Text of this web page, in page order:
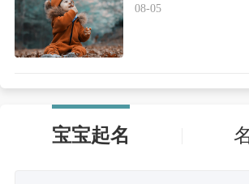
08-05
宝宝起名